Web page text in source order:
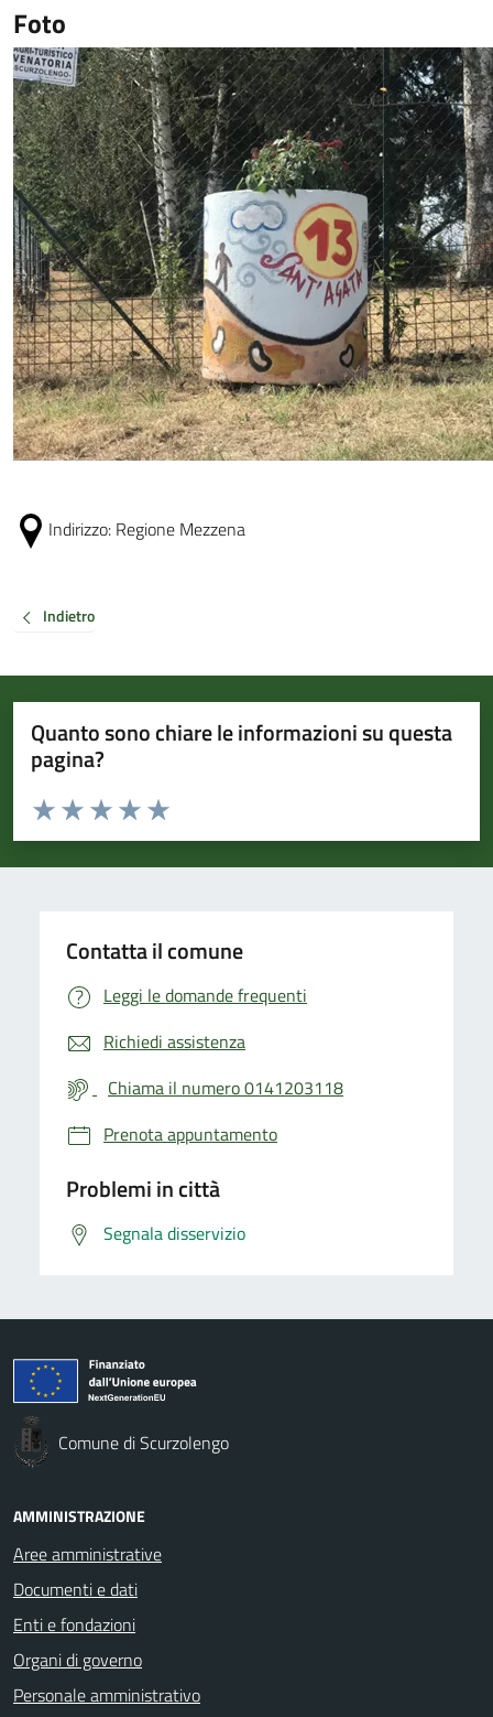
Foto
Indirizzo: Regione Mezzena
Indietro
Quanto sono chiare le informazioni su questa
pagina?
Valuta da 1 a 5 stelle la pagina
Valuta 5 stelle su 5
Valuta 4 stelle su 5
Valuta 3 stelle su 5
Valuta 2 stelle su 5
Valuta 1 stelle su 5
Contatta il comune
Leggi le domande frequenti
Richiedi assistenza
Chiama il numero 0141203118
Prenota appuntamento
Problemi in città
Segnala disservizio
Comune di Scurzolengo
AMMINISTRAZIONE
Aree amministrative
Documenti e dati
Enti e fondazioni
Organi di governo
Personale amministrativo